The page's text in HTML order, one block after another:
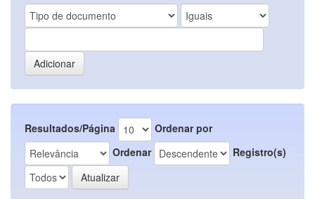
Resultados/Página
Ordenar por
Ordenar
Registro(s)